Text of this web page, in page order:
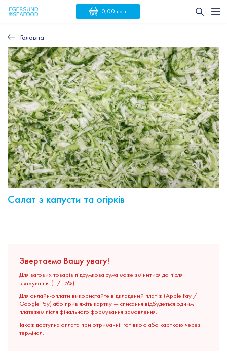
0,00 грн
Головна
Салат з капусти та огірків
Звертаємо Вашу увагу!
Для вагових товарів підсумкова сума може змінитися до після
зважування (+/-15%).
Для онлайн-оплати використайте відкладений платіж (Apple Pay /
Google Pay) або прив’яжіть картку — списання відбудеться одним
платежем після фінального формування замовлення.
Також доступна оплата при отриманні: готівкою або карткою через
термінал.